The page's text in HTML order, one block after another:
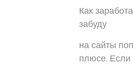
Как
забуду
на сайты
плюсе. Если